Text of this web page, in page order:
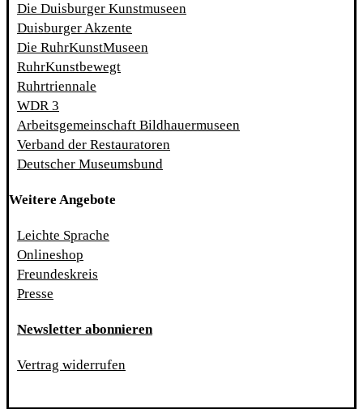
Die Duisburger Kunstmuseen
Duisburger Akzente
Die RuhrKunstMuseen
RuhrKunstbewegt
Ruhrtriennale
WDR 3
Arbeitsgemeinschaft Bildhauermuseen
Verband der Restauratoren
Deutscher Museumsbund
Weitere Angebote
Leichte Sprache
Onlineshop
Freundeskreis
Presse
Newsletter abonnieren
Vertrag widerrufen